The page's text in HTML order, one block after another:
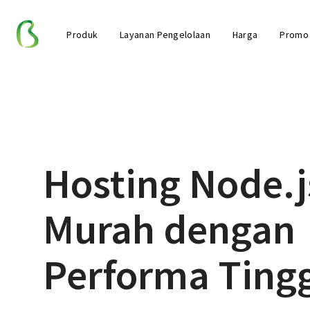
Produk Layanan Pengelolaan Harga Promo
Hosting
Murah dengan
Performa